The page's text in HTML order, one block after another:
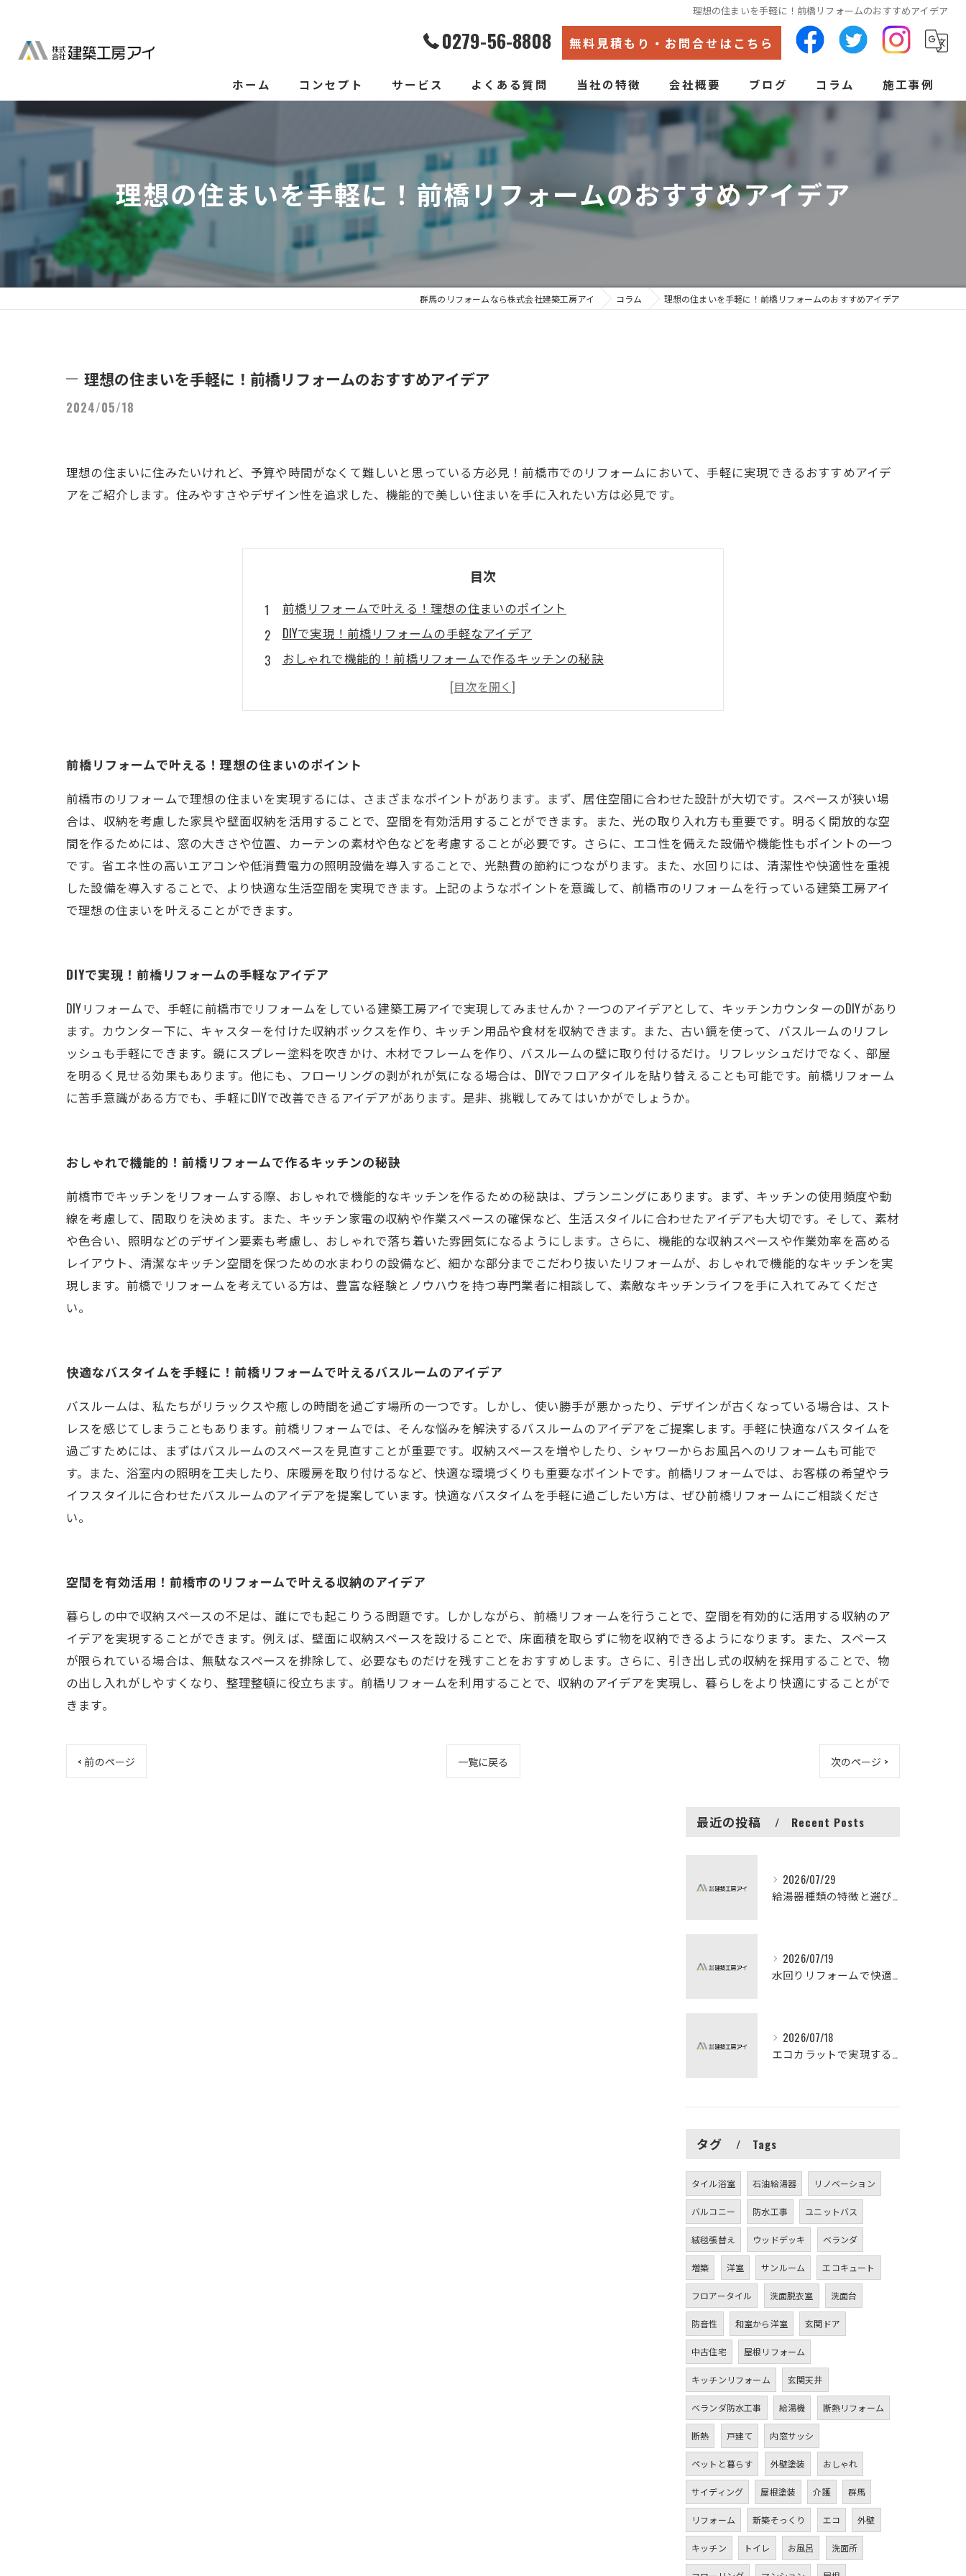
理想の住まいを手軽に！前橋リフォームのおすすめアイデア
0279-56-8808 無料見積もり・お問合せはこちら
ホーム コンセプト サービス
新築そっくりリフォーム
よくある質問 当社の特徴
水回り
断熱
会社概要
代表あいさつ
ブログ コラム 施工事例
理想の住まいを手軽に！前橋リフォームのおすすめアイデア
群馬のリフォームなら株式会社建築工房アイ コラム 理想の住まいを手軽に！前橋リフォームのおすすめアイデア
理想の住まいを手軽に！前橋リフォームのおすすめアイデア
2024/05/18
理想の住まいに住みたいけれど、予算や時間がなくて難しいと思っている方必見！前橋市でのリフォームにおいて、手軽に実現できるおすすめアイデ
アをご紹介します。住みやすさやデザイン性を追求した、機能的で美しい住まいを手に入れたい方は必見です。
目次
前橋リフォームで叶える！理想の住まいのポイント
DIYで実現！前橋リフォームの手軽なアイデア
おしゃれで機能的！前橋リフォームで作るキッチンの秘訣
快適なバスタイムを手軽に！前橋リフォームで叶えるバスルームのアイデア
空間を有効活用！前橋市のリフォームで叶える収納のアイデア
前橋リフォームで叶える！理想の住まいのポイント
前橋市のリフォームで理想の住まいを実現するには、さまざまなポイントがあります。まず、居住空間に合わせた設計が大切です。スペースが狭い場
合は、収納を考慮した家具や壁面収納を活用することで、空間を有効活用することができます。また、光の取り入れ方も重要です。明るく開放的な空
間を作るためには、窓の大きさや位置、カーテンの素材や色などを考慮することが必要です。さらに、エコ性を備えた設備や機能性もポイントの一つ
です。省エネ性の高いエアコンや低消費電力の照明設備を導入することで、光熱費の節約につながります。また、水回りには、清潔性や快適性を重視
した設備を導入することで、より快適な生活空間を実現できます。上記のようなポイントを意識して、前橋市のリフォームを行っている建築工房アイ
で理想の住まいを叶えることができます。
DIYで実現！前橋リフォームの手軽なアイデア
DIYリフォームで、手軽に前橋市でリフォームをしている建築工房アイで実現してみませんか？一つのアイデアとして、キッチンカウンターのDIYがあり
ます。カウンター下に、キャスターを付けた収納ボックスを作り、キッチン用品や食材を収納できます。また、古い鏡を使って、バスルームのリフレ
ッシュも手軽にできます。鏡にスプレー塗料を吹きかけ、木材でフレームを作り、バスルームの壁に取り付けるだけ。リフレッシュだけでなく、部屋
を明るく見せる効果もあります。他にも、フローリングの剥がれが気になる場合は、DIYでフロアタイルを貼り替えることも可能です。前橋リフォーム
に苦手意識がある方でも、手軽にDIYで改善できるアイデアがあります。是非、挑戦してみてはいかがでしょうか。
おしゃれで機能的！前橋リフォームで作るキッチンの秘訣
前橋市でキッチンをリフォームする際、おしゃれで機能的なキッチンを作るための秘訣は、プランニングにあります。まず、キッチンの使用頻度や動
線を考慮して、間取りを決めます。また、キッチン家電の収納や作業スペースの確保など、生活スタイルに合わせたアイデアも大切です。そして、素材
や色合い、照明などのデザイン要素も考慮し、おしゃれで落ち着いた雰囲気になるようにします。さらに、機能的な収納スペースや作業効率を高める
レイアウト、清潔なキッチン空間を保つための水まわりの設備など、細かな部分までこだわり抜いたリフォームが、おしゃれで機能的なキッチンを実
現します。前橋でリフォームを考えている方は、豊富な経験とノウハウを持つ専門業者に相談して、素敵なキッチンライフを手に入れてみてくださ
い。
快適なバスタイムを手軽に！前橋リフォームで叶えるバスルームのアイデア
バスルームは、私たちがリラックスや癒しの時間を過ごす場所の一つです。しかし、使い勝手が悪かったり、デザインが古くなっている場合は、スト
レスを感じてしまうこともあります。前橋リフォームでは、そんな悩みを解決するバスルームのアイデアをご提案します。手軽に快適なバスタイムを
過ごすためには、まずはバスルームのスペースを見直すことが重要です。収納スペースを増やしたり、シャワーからお風呂へのリフォームも可能で
す。また、浴室内の照明を工夫したり、床暖房を取り付けるなど、快適な環境づくりも重要なポイントです。前橋リフォームでは、お客様の希望やラ
イフスタイルに合わせたバスルームのアイデアを提案しています。快適なバスタイムを手軽に過ごしたい方は、ぜひ前橋リフォームにご相談くださ
い。
空間を有効活用！前橋市のリフォームで叶える収納のアイデア
暮らしの中で収納スペースの不足は、誰にでも起こりうる問題です。しかしながら、前橋リフォームを行うことで、空間を有効的に活用する収納のア
イデアを実現することができます。例えば、壁面に収納スペースを設けることで、床面積を取らずに物を収納できるようになります。また、スペース
が限られている場合は、無駄なスペースを排除して、必要なものだけを残すことをおすすめします。さらに、引き出し式の収納を採用することで、物
の出し入れがしやすくなり、整理整頓に役立ちます。前橋リフォームを利用することで、収納のアイデアを実現し、暮らしをより快適にすることがで
きます。
< 前のページ 一覧に戻る 次のページ >
最近の投稿 Recent Posts
2026/07/29
給湯器種類の特徴と選び方ガイド
2026/07/19
水回りリフォームで快適な暮らしを実現する方法
2026/07/18
エコカラットで実現する快適リフォームの秘訣
タグ Tags
タイル浴室 石油給湯器 リノベーション
バルコニー 防水工事 ユニットバス
絨毯張替え ウッドデッキ ベランダ
増築 洋室 サンルーム エコキュート
フロアータイル 洗面脱衣室 洗面台
防音性 和室から洋室 玄関ドア
中古住宅 屋根リフォーム
キッチンリフォーム 玄関天井
ベランダ防水工事 給湯機 断熱リフォーム
断熱 戸建て 内窓サッシ
ペットと暮らす 外壁塗装 おしゃれ
サイディング 屋根塗装 介護 群馬
リフォーム 新築そっくり エコ 外壁
キッチン トイレ お風呂 洗面所